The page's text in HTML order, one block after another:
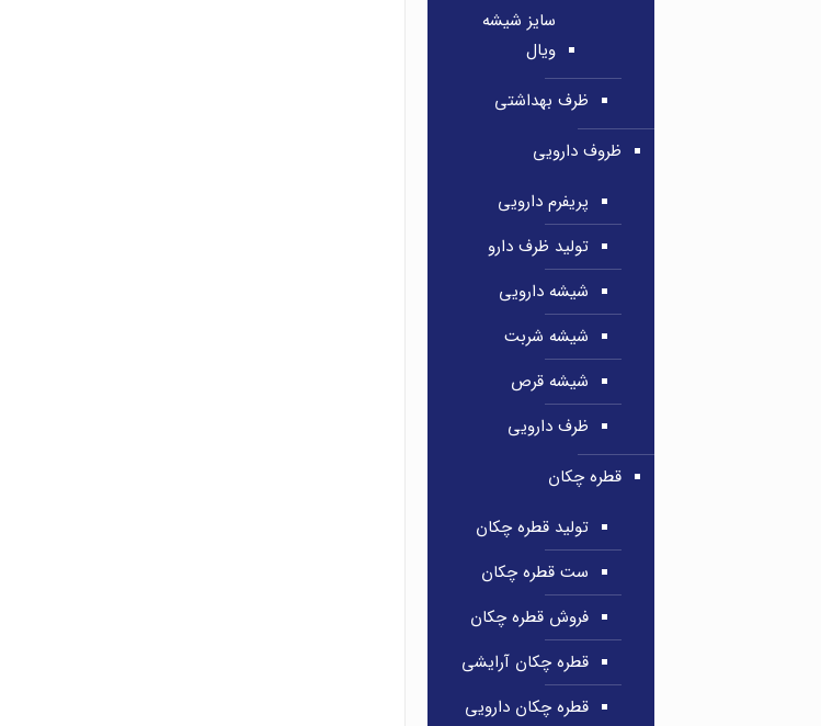
سایز شیشه
ویال
ظرف بهداشتی
ظروف دارویی
پریفرم دارویی
تولید ظرف دارو
شیشه دارویی
شیشه شربت
شیشه قرص
ظرف دارویی
قطره چکان
تولید قطره چکان
ست قطره چکان
فروش قطره چکان
قطره چکان آرایشی
قطره چکان دارویی